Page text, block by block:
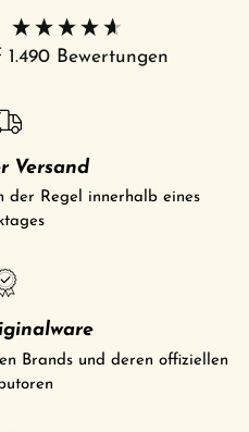
1.490Bewertungen
Versand
der Regel innerhalb eines
Brands und deren offiziellen